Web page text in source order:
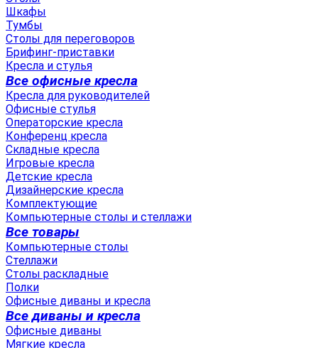
Шкафы
Тумбы
Столы для переговоров
Брифинг-приставки
Кресла и стулья
Все офисные кресла
Кресла для руководителей
Офисные стулья
Операторские кресла
Конференц кресла
Складные кресла
Игровые кресла
Детские кресла
Дизайнерские кресла
Комплектующие
Компьютерные столы и стеллажи
Все товары
Компьютерные столы
Стеллажи
Столы раскладные
Полки
Офисные диваны и кресла
Все диваны и кресла
Офисные диваны
Мягкие кресла